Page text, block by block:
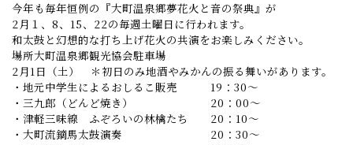
今年も毎年恒例の『大町温泉郷夢花火と音の祭典』が
2月１、8、15、22の毎週土曜日に行われます。
和太鼓と幻想的な打ち上げ花火の共演をお楽しみください。
場所大町温泉郷観光協会駐車場
2月1日（土） ＊初日のみ地酒やみかんの振る舞いがあります。
・地元中学生によるおしるこ販売 19：30～
・三九郎（どんど焼き） 20：00～
・津軽三味線 ふぞろいの林檎たち 20：10～
・大町流鏑馬太鼓演奏 20：30～